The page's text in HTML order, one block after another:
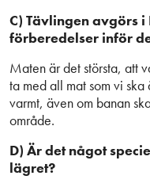
C) Tävlingen avgörs
förberedelser inför
Maten är det största, att
ta med all mat som vi
varmt, även om banan
område.
D) Är det något
lägret?